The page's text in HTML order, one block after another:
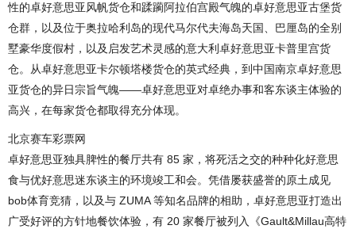
性的卓好意思亚风帆货仓和蹂躏阿拉伯宫殿气魄的卓好意思亚古堡货
仓群，以及位于奥拉哈利岛的现代马尔代夫海岛天国、巴厘岛的全别
墅豪华度假村，以及启发艺术灵感的意大利卓好意思亚卡普里宫货
仓。从卓好意思亚卡尔顿塔楼货仓的英式经典，到中国南京卓好意思
亚货仓的异日宗旨气魄——卓好意思亚对卓绝办事和客东谈主体验的
高兴，在每家货仓都取得充分体现。
北京赛车彩票网
卓好意思亚独具脾性的餐厅共有 85 家，将死活之交的种种化好意思
食与优好意思迷东谈主的环境竣工和会。凭借屡获盛誉的原土成见
bob体育竞猜，以及与 ZUMA 等知名品牌的相助，卓好意思亚打造出
广受好评的方针地餐饮体验，有 20 家餐厅被列入《Gault&Millau高特